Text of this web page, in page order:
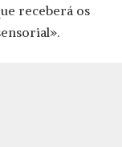
receberá os